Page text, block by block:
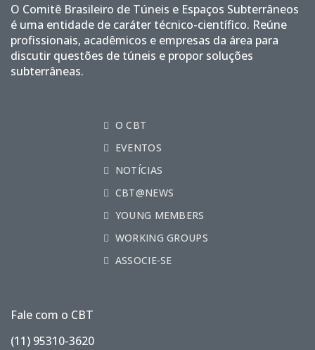
O Comitê Brasileiro de Túneis e Espaços Subterrâneos
é uma entidade de caráter técnico-científico. Reúne
profissionais, acadêmicos e empresas da área para
discutir questões de túneis e propor soluções
subterrâneas.
O CBT
EVENTOS
NOTÍCIAS
CBT@NEWS
YOUNG MEMBERS
WORKING GROUPS
ASSOCIE-SE
Fale com o CBT
(11) 95310-3620